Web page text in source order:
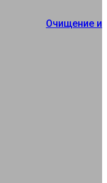
Очищение и